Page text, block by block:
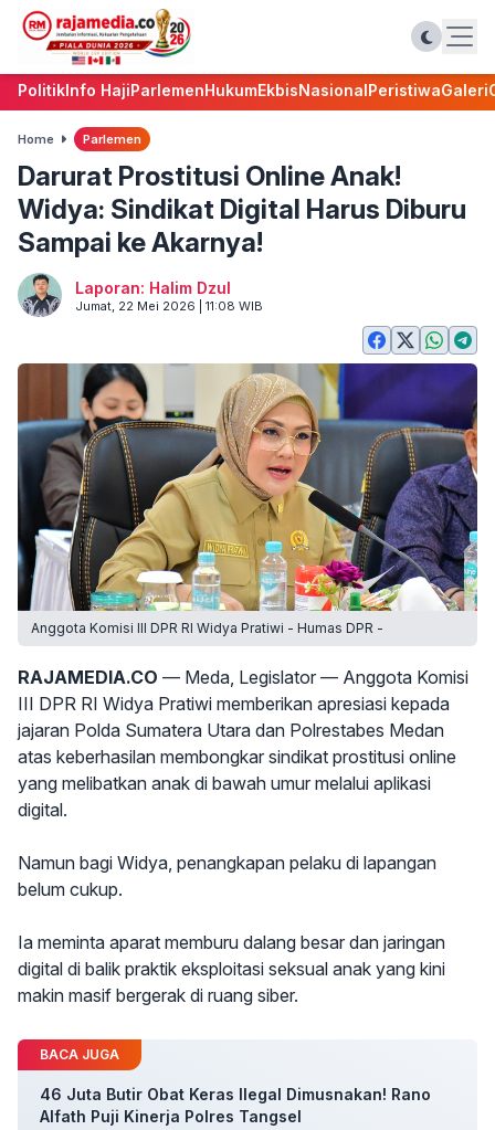
PolitikInfo HajiParlemenHukumEkbisNasionalPeristiwaGaleri
Home Parlemen
Darurat Prostitusi Online Anak!
Widya: Sindikat Digital Harus Diburu
Sampai ke Akarnya!
Laporan: Halim Dzul
Jumat, 22 Mei 2026 | 11:08 WIB
Anggota Komisi III DPR RI Widya Pratiwi - Humas DPR -
RAJAMEDIA.CO — Meda, Legislator — Anggota Komisi
III DPR RI Widya Pratiwi memberikan apresiasi kepada
jajaran Polda Sumatera Utara dan Polrestabes Medan
atas keberhasilan membongkar sindikat prostitusi online
yang melibatkan anak di bawah umur melalui aplikasi
digital.
Namun bagi Widya, penangkapan pelaku di lapangan
belum cukup.
Ia meminta aparat memburu dalang besar dan jaringan
digital di balik praktik eksploitasi seksual anak yang kini
makin masif bergerak di ruang siber.
BACA JUGA
46 Juta Butir Obat Keras Ilegal Dimusnakan! Rano
Alfath Puji Kinerja Polres Tangsel